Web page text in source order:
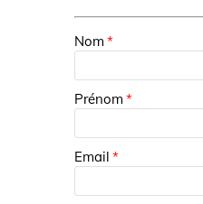
Nom *
Prénom *
Email *